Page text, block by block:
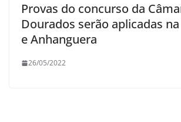
Provas do concurso da
Dourados serão aplicadas
e Anhanguera
26/05/2022